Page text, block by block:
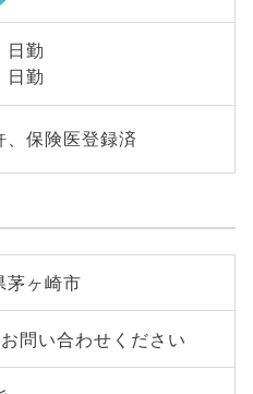
日勤
日勤
、保険医登録済
茅ヶ崎市
問い合わせください